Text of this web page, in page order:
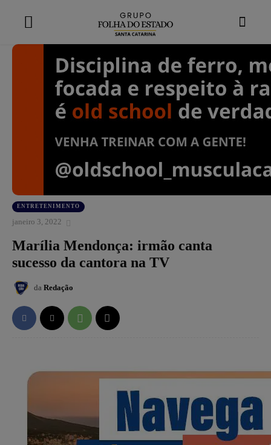
ENTRETENIMENTO
janeiro 3, 2022
Marília Mendonça: irmão canta
sucesso da cantora na TV
da Redação